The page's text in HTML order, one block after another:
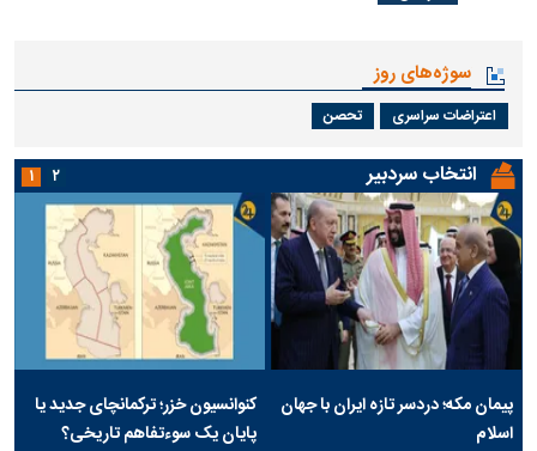
سوژه‌های روز
اعتراضات سراسری تحصن
انتخاب سردبیر
پیمان مکه؛ دردسر تازه ایران با جهان
اسلام
کنوانسیون خزر؛ ترکمانچای جدید یا
پایان یک سوءتفاهم تاریخی؟
۱ ۲